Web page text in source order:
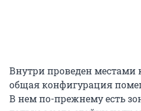
Внутри проведен местами
общая конфигурация
В нем по-прежнему есть